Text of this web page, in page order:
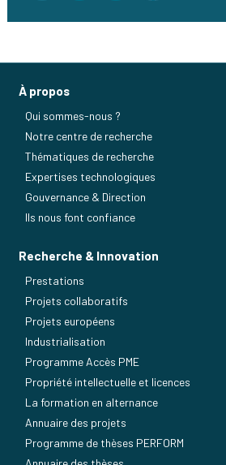
À propos
Qui sommes-nous ?
Notre centre de recherche
Thématiques de recherche
Expertises technologiques
Gouvernance & Direction
Ils nous font confiance
Recherche & Innovation
Prestations
Projets collaboratifs
Projets européens
Industrialisation
Programme Accès PME
Propriété intellectuelle et licences
La formation en alternance
Annuaire des projets
Programme de thèses PERFORM